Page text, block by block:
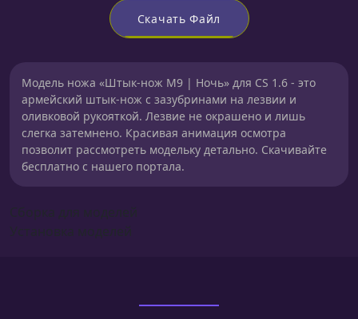
Скачать Файл
Модель ножа «Штык-нож M9 | Ночь» для CS 1.6 - это
армейский штык-нож с зазубринами на лезвии и
оливковой рукояткой. Лезвие не окрашено и лишь
слегка затемнено. Красивая анимация осмотра
позволит рассмотреть модельку детально. Скачивайте
бесплатно с нашего портала.